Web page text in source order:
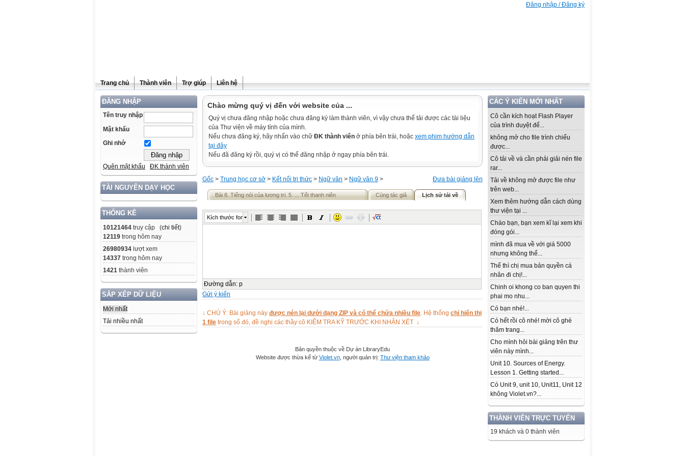
Đăng nhập / Đăng ký
Trang chủ Thành viên Trợ giúp Liên hệ
ĐĂNG NHẬP
Tên truy nhập
Mật khẩu
Ghi nhớ
Quên mật khẩu ĐK thành viên
TÀI NGUYÊN DẠY HỌC
THỐNG KÊ
10121464 truy cập (chi tiết)
12119 trong hôm nay
26980934 lượt xem
14337 trong hôm nay
1421 thành viên
SẮP XẾP DỮ LIỆU
Mới nhất
Tải nhiều nhất
CÁC Ý KIẾN MỚI NHẤT
Cô cần kích hoạt Flash Player
của trình duyệt để...
không mở cho file trình chiếu
được...
Cô tải về và cần phải giải nén file
rar...
Tải về không mở được file như
trên web...
Xem thêm hướng dẫn cách dùng
thư viện tại ...
Chào bạn, bạn xem kĩ lại xem khi
đóng gói...
mình đã mua về với giá 5000
nhưng không thể...
Thế thì chị mua bản quyền cá
nhân đi chị!...
Chinh oi khong co ban quyen thi
phai mo nhu...
Có bạn nhé!...
Có hết rồi cô nhé! mời cô ghé
thăm trang...
Cho mình hỏi bài giảng trên thư
viên này mình...
Unit 10. Sources of Energy.
Lesson 1. Getting started...
Có Unit 9, unit 10, Unit11, Unit 12
không Violet.vn?...
THÀNH VIÊN TRỰC TUYẾN
19 khách và 0 thành viên
Chào mừng quý vị đến với website của ...
Quý vị chưa đăng nhập hoặc chưa đăng ký làm thành viên, vì vậy chưa thể tải được các tài liệu
của Thư viện về máy tính của mình.
Nếu chưa đăng ký, hãy nhấn vào chữ ĐK thành viên ở phía bên trái, hoặc xem phim hướng dẫn
tại đây
Nếu đã đăng ký rồi, quý vị có thể đăng nhập ở ngay phía bên trái.
Đưa bài giảng lên
Gốc > Trung học cơ sở > Kết nối tri thức > Ngữ văn > Ngữ văn 9 >
Bài 8. Tiếng nói của lương tri. 5. ... Tết thanh niên Cùng tác giả Lịch sử tải về
Kích thước font
Đường dẫn: p
Gửi ý kiến
↓ CHÚ Ý: Bài giảng này được nén lại dưới dạng ZIP và có thể chứa nhiều file . Hệ thống chỉ hiển thị
1 file trong số đó, đề nghị các thầy cô KIỂM TRA KỸ TRƯỚC KHI NHẬN XÉT ↓
Bản quyền thuộc về Dự án LibraryEdu
Website được thừa kế từ Violet.vn, người quản trị: Thư viện tham khảo